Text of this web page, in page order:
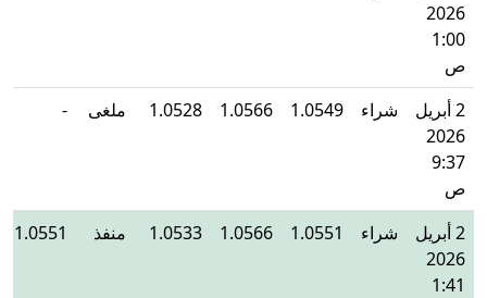
2026
1:00
ص
2 أبريل
2026
9:37
ص
شراء 1.0549
1.0566
1.0528 ملغى -
2 أبريل
2026
1:41
شراء 1.0551
1.0566
1.0533 منفذ 1.0551